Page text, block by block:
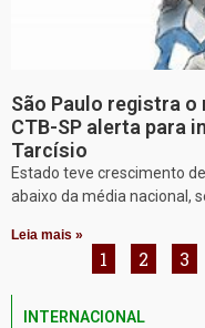
São Paulo registra
CTB-SP alerta para
Tarcísio
Estado teve crescimento
abaixo da média nacional,
Leia mais »
1 2 3
INTERNACIONAL